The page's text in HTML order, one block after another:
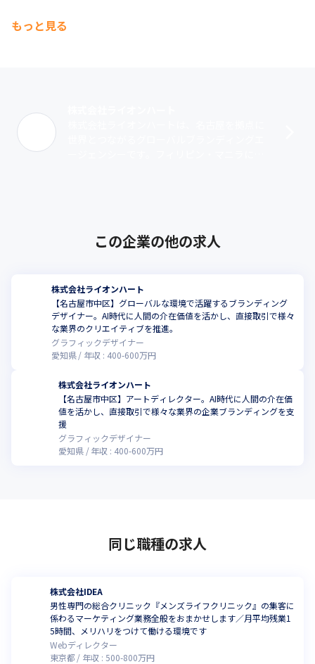
・企画書作成
・スタッフのアサイン
・デザイナー、エンジニア、撮影、ライティングのディレクショ
ンへの指示だし
・仕上がりチェック～納品
取り組めている企業はまだまだ少ない現状があります。
もっと見る
この企業の他の求人
株式会社ライオンハート
【名古屋市中区】グローバルな環境で活躍するブランディング
デザイナー。AI時代に人間の介在価値を活かし、直接取引で様々
な業界のクリエイティブを推進。
グラフィックデザイナー
愛知県
年収 : 400-600万円
株式会社ライオンハート
【名古屋市中区】アートディレクター。AI時代に人間の介在価
値を活かし、直接取引で様々な業界の企業ブランディングを支
援
グラフィックデザイナー
愛知県
年収 : 400-600万円
同じ職種の求人
株式会社IDEA
男性専門の総合クリニック『メンズライフクリニック』の集客に
係わるマーケティング業務全般をおまかせします／月平均残業1
5時間、メリハリをつけて働ける環境です
Webディレクター
東京都
年収 : 500-800万円